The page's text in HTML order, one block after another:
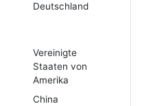
Deutschland
Vereinigte
Staaten von
Amerika
China